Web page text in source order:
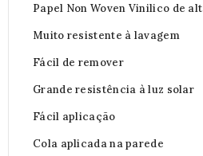
Papel Non Woven Vinilico de
Muito resistente à lavagem
Fácil de remover
Grande resistência à luz solar
Fácil aplicação
Cola aplicada na parede